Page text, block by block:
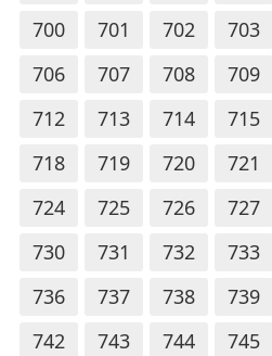
700
701 702 703
706
707 708 709
712
713 714 715
718
719 720 721
724
725 726 727
730
731 732 733
736
737 738 739
742
743 744 745